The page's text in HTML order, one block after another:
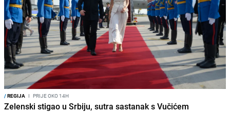
/REGIJA I PRIJE OKO 14H
Zelenski stigao u Srbiju, sutra sastanak s Vučićem